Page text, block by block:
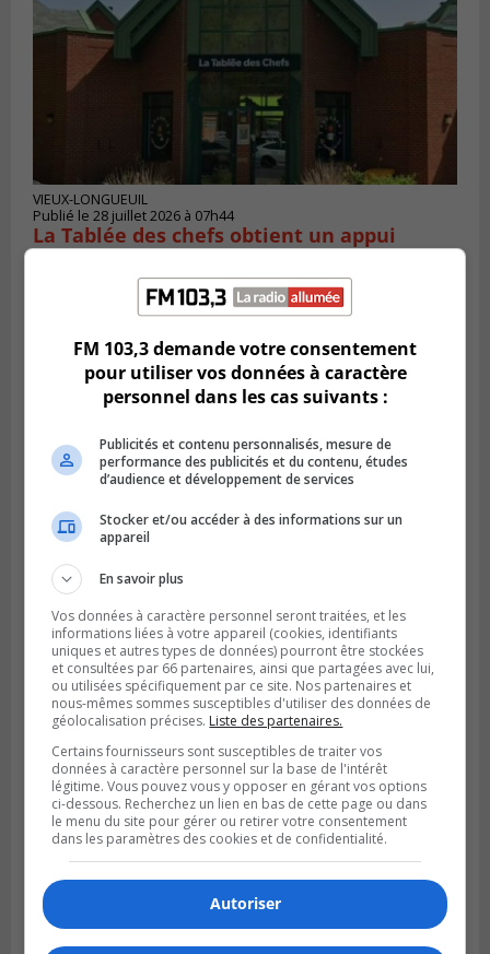
VIEUX-LONGUEUIL
Publié le 28 juillet 2026 à 07h44
La Tablée des chefs obtient un appui
financier pour poursuivre sa mission
BOUCHERVILLE
Publié le 27 juillet 2026 à 19h58
Metro prend les moyens pour protéger son
personnel cadre
FM 103,3 demande votre consentement
pour utiliser vos données à caractère
personnel dans les cas suivants :
Publicités et contenu personnalisés, mesure de
performance des publicités et du contenu, études
d’audience et développement de services
Stocker et/ou accéder à des informations sur un
appareil
En savoir plus
Vos données à caractère personnel seront traitées, et les
informations liées à votre appareil (cookies, identifiants
uniques et autres types de données) pourront être stockées
et consultées par 66 partenaires, ainsi que partagées avec lui,
ou utilisées spécifiquement par ce site. Nos partenaires et
nous-mêmes sommes susceptibles d'utiliser des données de
géolocalisation précises. Liste des partenaires.
Certains fournisseurs sont susceptibles de traiter vos
données à caractère personnel sur la base de l'intérêt
légitime. Vous pouvez vous y opposer en gérant vos options
ci-dessous. Recherchez un lien en bas de cette page ou dans
le menu du site pour gérer ou retirer votre consentement
dans les paramètres des cookies et de confidentialité.
Autoriser